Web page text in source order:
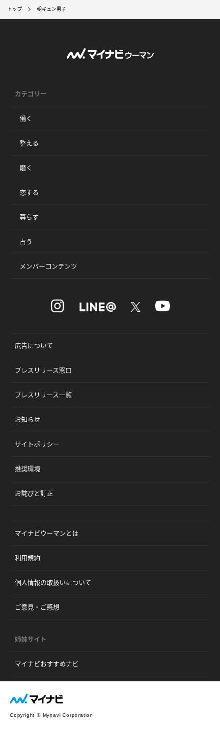
トップ 朝キュン男子
カテゴリー
働く
整える
磨く
恋する
暮らす
占う
メンバーコンテンツ
広告について
プレスリリース窓口
プレスリリース一覧
お知らせ
サイトポリシー
推奨環境
お詫びと訂正
マイナビウーマンとは
利用規約
個人情報の取扱いについて
ご意見・ご感想
姉妹サイト
マイナビおすすめナビ
Copyright © Mynavi Corporation